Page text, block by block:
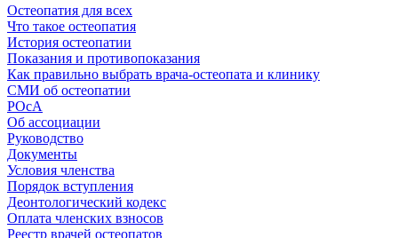
Остеопатия для всех
Что такое остеопатия
История остеопатии
Показания и противопоказания
Как правильно выбрать врача-остеопата и клинику
СМИ об остеопатии
РОсА
Об ассоциации
Руководство
Документы
Условия членства
Порядок вступления
Деонтологический кодекс
Оплата членских взносов
Реестр врачей остеопатов